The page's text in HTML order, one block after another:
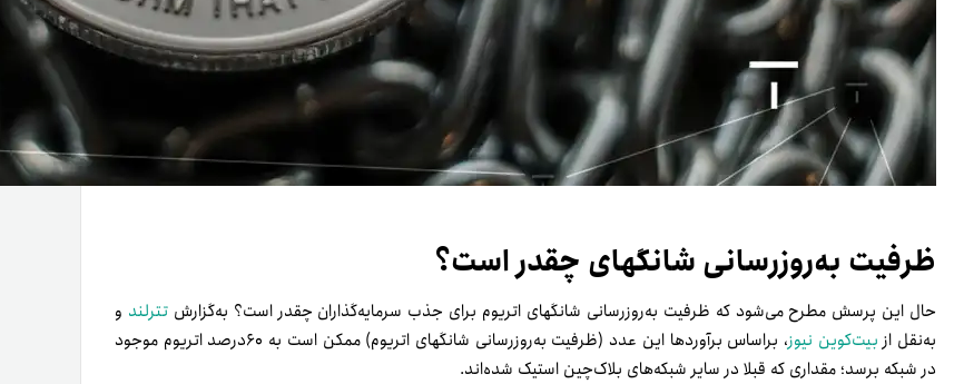
ظرفیت به‌روزرسانی شانگهای چقدر است؟
حال این پرسش مطرح می‌شود که ظرفیت به‌روزرسانی شانگهای اتریوم برای جذب سرمایه‌گذاران چقدر است؟ به‌گزارشتترلند و
به‌نقل ازبیت‌کوین نیوز
، بر‌اساس برآوردها این عدد (ظرفیت به‌روزرسانی شانگهای اتریوم) ممکن است به ۶۰درصد اتریوم موجود
در شبکه برسد؛ مقداری که قبلا در سایر شبکه‌های بلاک‌چین استیک شده‌اند.